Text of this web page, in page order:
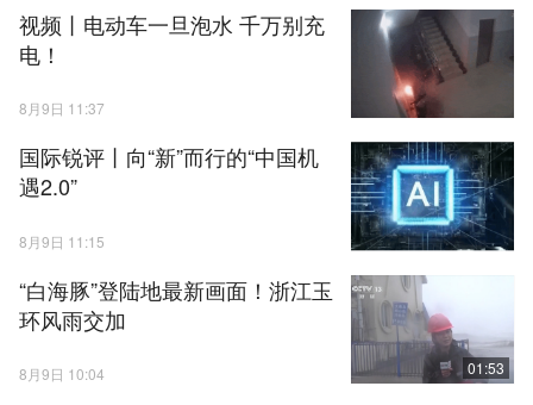
视频丨电动车一旦泡水 千万别充
电！
8月9日 11:37
国际锐评丨向“新”而行的“中国机
遇2.0”
8月9日 11:15
“白海豚”登陆地最新画面！浙江玉
环风雨交加
8月9日 10:04 01:53